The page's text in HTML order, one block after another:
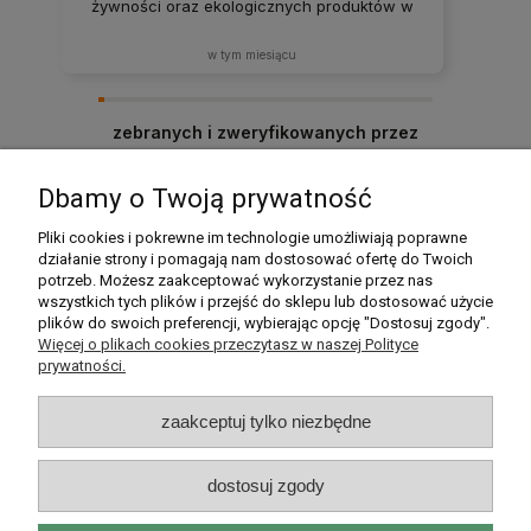
żywności oraz ekologicznych produktów w
razem docierają w idealnym stanie. Zakupy
w tym miesiącu
zebranych i zweryfikowanych przez
Moje konto
Płatności i dostawa
Informacje
O nas
Dbamy o Twoją prywatność
Pliki cookies i pokrewne im technologie umożliwiają poprawne
działanie strony i pomagają nam dostosować ofertę do Twoich
potrzeb. Możesz zaakceptować wykorzystanie przez nas
wszystkich tych plików i przejść do sklepu lub dostosować użycie
plików do swoich preferencji, wybierając opcję "Dostosuj zgody".
Więcej o plikach cookies przeczytasz w naszej Polityce
prywatności.
zaakceptuj tylko niezbędne
dostosuj zgody